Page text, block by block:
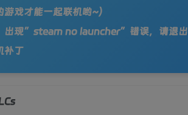
游戏才能一起联机哟~）
出现”steam no launcher”错误，请退出
补丁